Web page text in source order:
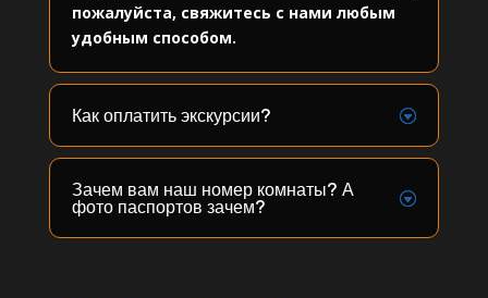
пожалуйста, свяжитесь с нами любым
удобным способом.
Как оплатить экскурсии?
Зачем вам наш номер комнаты? А
фото паспортов зачем?